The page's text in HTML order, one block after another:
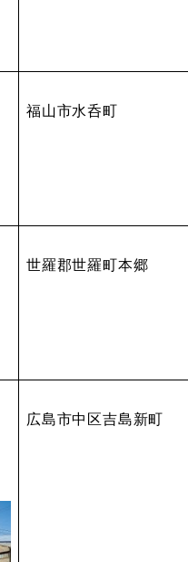
福山市水呑町
世羅郡世羅町本郷
広島市中区吉島新町